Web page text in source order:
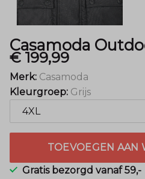
Casamoda
€ 199,99
Merk: Casamoda
Kleurgroep: Grijs
TOEVOEGEN AAN
Gratis bezorgd vanaf 59,-